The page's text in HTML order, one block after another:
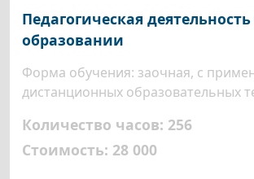
Педагогическая
образовании
Форма обучения: заочная, с
дистанционных образовательных
Количество часов: 256
Стоимость: 28 000